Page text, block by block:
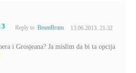
Reply to BrumBrum 13.06.2013. 21:32
i Grosjeana? Ja mislim da bi ta opcija